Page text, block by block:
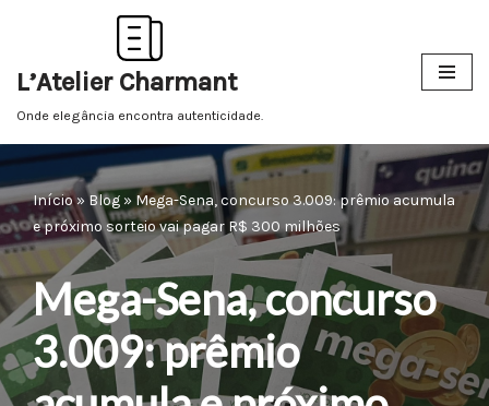
para
o
L’Atelier Charmant
Onde elegância encontra autenticidade.
Início» Blog » Mega-Sena, concurso 3.009: prêmio acumula
e próximo sorteio vai pagar R$ 300 milhões
Mega-Sena, concurso
3.009: prêmio